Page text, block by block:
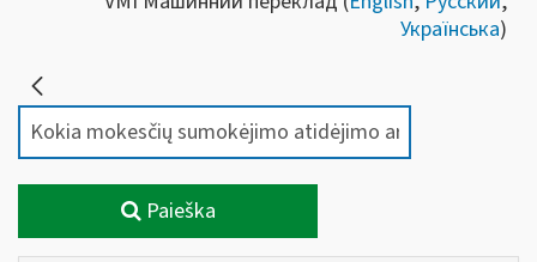
Українська)
Paieška